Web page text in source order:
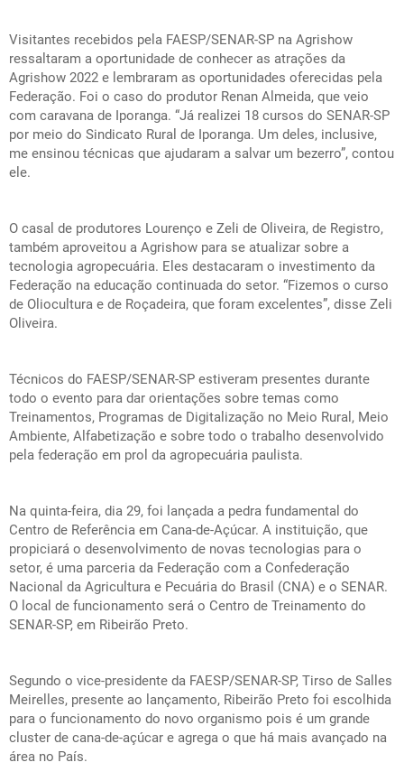
Visitantes recebidos pela FAESP/SENAR-SP na Agrishow
ressaltaram a oportunidade de conhecer as atrações da
Agrishow 2022 e lembraram as oportunidades oferecidas pela
Federação. Foi o caso do produtor Renan Almeida, que veio
com caravana de Iporanga. “Já realizei 18 cursos do SENAR-SP
por meio do Sindicato Rural de Iporanga. Um deles, inclusive,
me ensinou técnicas que ajudaram a salvar um bezerro”, contou
ele.
O casal de produtores Lourenço e Zeli de Oliveira, de Registro,
também aproveitou a Agrishow para se atualizar sobre a
tecnologia agropecuária. Eles destacaram o investimento da
Federação na educação continuada do setor. “Fizemos o curso
de Oliocultura e de Roçadeira, que foram excelentes”, disse Zeli
Oliveira.
Técnicos do FAESP/SENAR-SP estiveram presentes durante
todo o evento para dar orientações sobre temas como
Treinamentos, Programas de Digitalização no Meio Rural, Meio
Ambiente, Alfabetização e sobre todo o trabalho desenvolvido
pela federação em prol da agropecuária paulista.
Na quinta-feira, dia 29, foi lançada a pedra fundamental do
Centro de Referência em Cana-de-Açúcar. A instituição, que
propiciará o desenvolvimento de novas tecnologias para o
setor, é uma parceria da Federação com a Confederação
Nacional da Agricultura e Pecuária do Brasil (CNA) e o SENAR.
O local de funcionamento será o Centro de Treinamento do
SENAR-SP, em Ribeirão Preto.
Segundo o vice-presidente da FAESP/SENAR-SP, Tirso de Salles
Meirelles, presente ao lançamento, Ribeirão Preto foi escolhida
para o funcionamento do novo organismo pois é um grande
cluster de cana-de-açúcar e agrega o que há mais avançado na
área no País.